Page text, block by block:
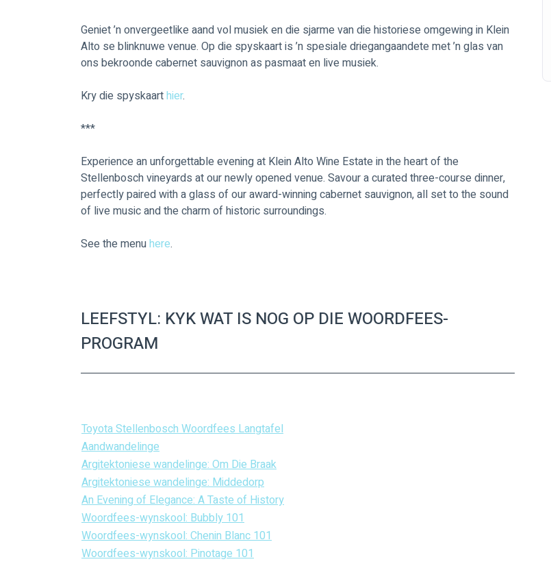
Geniet ’n onvergeetlike aand vol musiek en die sjarme van die historiese omgewing in Klein
Alto se blinknuwe venue. Op die spyskaart is ’n spesiale driegangaandete met ’n glas van
ons bekroonde cabernet sauvignon as pasmaat en live musiek.
Kry die spyskaart hier.
***
Experience an unforgettable evening at Klein Alto Wine Estate in the heart of the
Stellenbosch vineyards at our newly opened venue. Savour a curated three-course dinner,
perfectly paired with a glass of our award-winning cabernet sauvignon, all set to the sound
of live music and the charm of historic surroundings.
See the menu here.
LEEFSTYL: KYK WAT IS NOG OP DIE WOORDFEES-
PROGRAM
Toyota Stellenbosch Woordfees Langtafel
Aandwandelinge
Argitektoniese wandelinge: Om Die Braak
Argitektoniese wandelinge: Middedorp
An Evening of Elegance: A Taste of History
Woordfees-wynskool: Bubbly 101
Woordfees-wynskool: Chenin Blanc 101
Woordfees-wynskool: Pinotage 101